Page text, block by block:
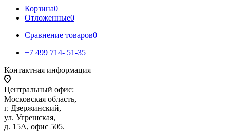
Корзина0
Отложенные0
Сравнение товаров0
+7 499 714- 51-35
Контактная информация
Центральный офис:
Московская область,
г. Дзержинский,
ул. Угрешская,
д. 15А, офис 505.